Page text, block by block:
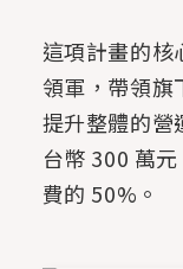
這項計畫的核
領軍，帶領旗
提升整體的營
台幣 300 萬
費的 50%。